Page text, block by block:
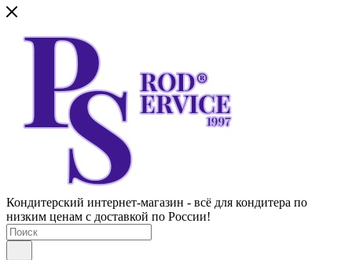
Кондитерский интернет-магазин - всё для кондитера по
низким ценам с доставкой по России!